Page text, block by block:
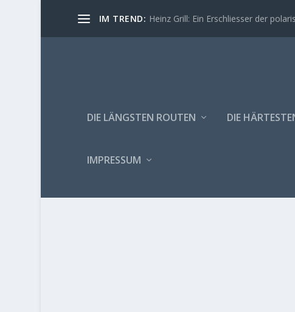
IM TREND: Heinz Grill: Ein Erschliesser der
DIE LÄNGSTEN ROUTEN DIE
IMPRESSUM